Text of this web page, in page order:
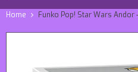
Home Funko Pop! Star Wars Andor